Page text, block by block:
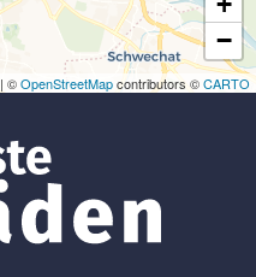
−
| ©OpenStreetMapcontributors ©CARTO